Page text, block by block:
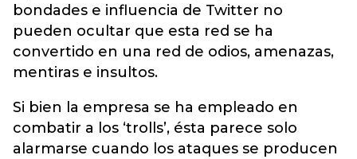
bondades e influencia de Twitter no
pueden ocultar que esta red se ha
convertido en una red de odios, amenazas,
mentiras e insultos.
Si bien la empresa se ha empleado en
combatir a los ‘trolls’, ésta parece solo
alarmarse cuando los ataques se producen